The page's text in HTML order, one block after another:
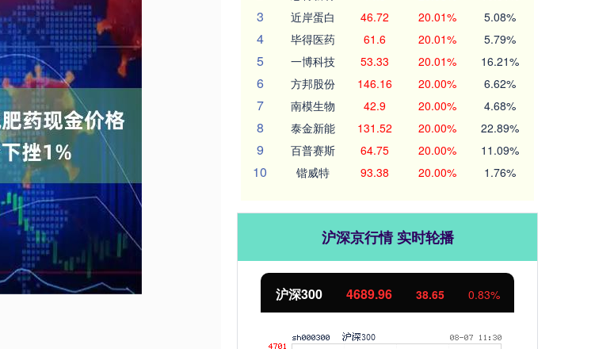
3 近岸蛋白 46.72 20.01% 5.08%
4 毕得医药 61.6 20.01% 5.79%
5 一博科技 53.33 20.01% 16.21%
6 方邦股份 146.16 20.00% 6.62%
7 南模生物 42.9 20.00% 4.68%
8 泰金新能 131.52 20.00% 22.89%
9 百普赛斯 64.75 20.00% 11.09%
10 锴威特 93.38 20.00% 1.76%
沪深京行情 实时轮播
沪深300 4689.96 北证50 1129.72 6.84